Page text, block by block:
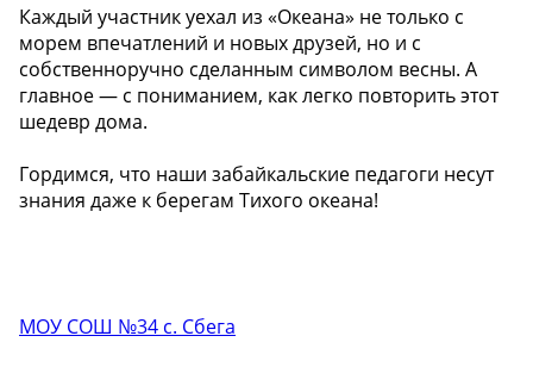
Каждый участник уехал из «Океана» не только с
морем впечатлений и новых друзей, но и с
собственноручно сделанным символом весны. А
главное — с пониманием, как легко повторить этот
шедевр дома.
Гордимся, что наши забайкальские педагоги несут
знания даже к берегам Тихого океана!
МОУ СОШ №34 с. Сбега